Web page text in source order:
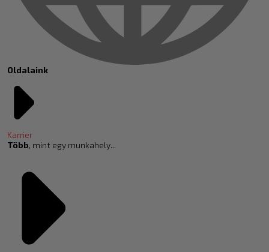
Oldalaink
Karrier
Több, mint egy munkahely...